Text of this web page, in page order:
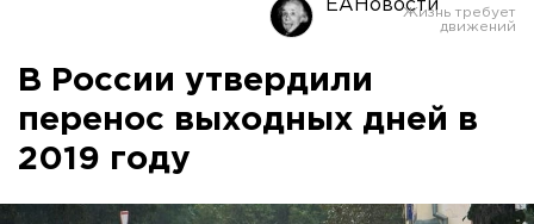
ЕАНовости
В России утвердили
перенос выходных дней в
2019 году